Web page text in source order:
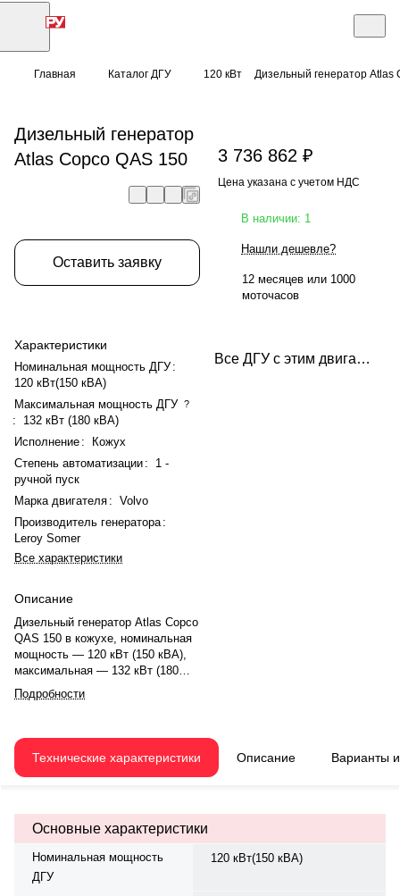
Главная Каталог ДГУ 120 кВт Дизельный генератор Atlas
Дизельный генератор
Atlas Copco QAS 150
Оставить заявку
Характеристики
Номинальная мощность ДГУ :
120 кВт(150 кВА)
Максимальная мощность ДГУ ?
:
132 кВт (180 кВА)
Исполнение :
Кожух
Степень автоматизации :
1 -
ручной пуск
Марка двигателя : Volvo
Производитель генератора :
Leroy Somer
Все характеристики
Описание
Дизельный генератор Atlas Copco
QAS 150 в кожухе, номинальная
мощность — 120 кВт (150 кВА),
максимальная — 132 кВт (180
кВА). Двигатель Volvo TAD 731
GE, рядный, 6-цилиндровый, с
охлаждения — жидкостная.
Частота вращения — 1500 об/
трёхфазный, 230/400 В, 50 Гц.
Объём топливного бака — 313 л.
нагрузке — 20,63 л/ч. Время
автономной работы при 75%
Подробности
3 736 862 ₽
Цена указана с учетом НДС
В наличии: 1
Нашли дешевле?
12 месяцев или 1000
моточасов
Все ДГУ с этим двигателем
Технические характеристики Описание Варианты
Основные характеристики
Номинальная мощность
ДГУ
120 кВт(150 кВА)